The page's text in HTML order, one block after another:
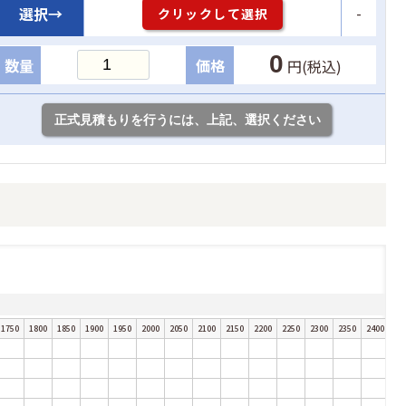
選択→ クリックして選択 -
数量 価格 0 円(税込)
1750 1800 1850 1900 1950 2000 2050 2100 2150 2200 2250 2300 2350
2400